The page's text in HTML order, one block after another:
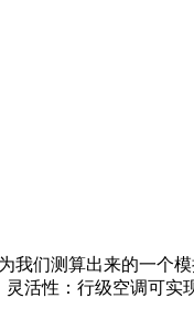
们测算出来的一个
活性：行级空调可实